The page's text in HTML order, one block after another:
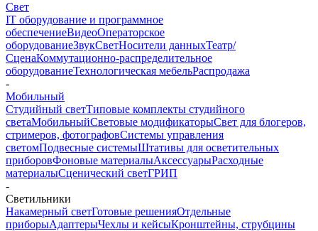
Свет
IT оборудование и программное
обеспечениеВидеоОператорское
оборудованиеЗвукСветНосители данныхТеатр/
СценаКоммутационно-распределительное
оборудованиеТехнологическая мебельРаспродажа
-
Мобильный
Студийный светТиповые комплекты студийного
светаМобильныйСветовые модификаторыСвет для блогеров,
стримеров, фотографовСистемы управления
светомПодвесные системыШтативы для осветительных
приборовФоновые материалыАксессуарыРасходные
материалыСценический светГРИП
-
Светильники
Накамерный светГотовые решенияОтдельные
приборыАдаптерыЧехлы и кейсыКронштейны, струбцины